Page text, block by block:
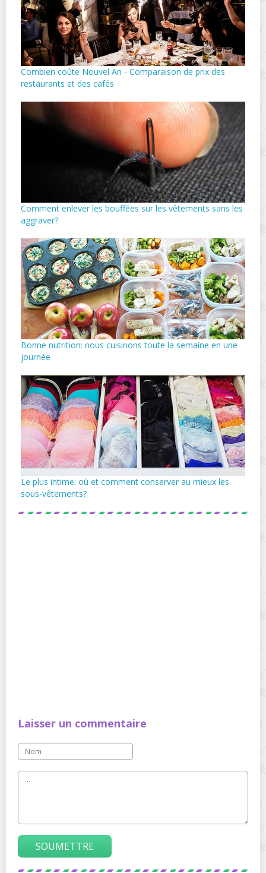
Combien coûte Nouvel An - Comparaison de prix des
restaurants et des cafés
Comment enlever les bouffées sur les vêtements sans les
aggraver?
Bonne nutrition: nous cuisinons toute la semaine en une
journée
Le plus intime: où et comment conserver au mieux les
sous-vêtements?
Laisser un commentaire
SOUMETTRE